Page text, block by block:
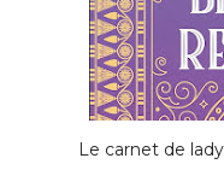
Le carnet de